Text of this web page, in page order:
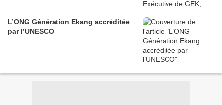
L’ONG Génération Ekang accréditée
par l’UNESCO